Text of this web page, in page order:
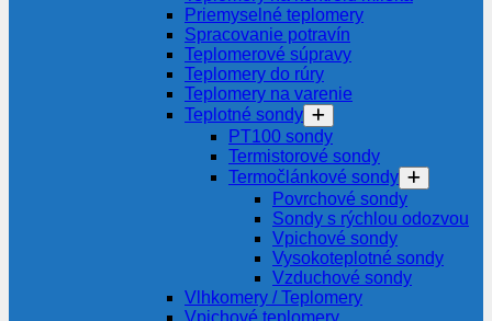
Priemyselné teplomery
Spracovanie potravín
Teplomerové súpravy
Teplomery do rúry
Teplomery na varenie
Teplotné sondy
PT100 sondy
Termistorové sondy
Termočlánkové sondy
Povrchové sondy
Sondy s rýchlou odozvou
Vpichové sondy
Vysokoteplotné sondy
Vzduchové sondy
Vlhkomery / Teplomery
Vpichové teplomery